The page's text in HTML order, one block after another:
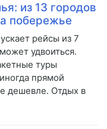
из 13 городов
побережье
рейсы из 7
удвоиться.
туры
прямой
дешевле. Отдых в